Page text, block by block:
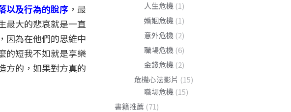
以及行為的脫序 ，最
最大的悲哀就是一直
因為在他們的思維中
的短我不如就是享樂
方的，如果對方真的
人生危機 (1)
婚姻危機 (1)
意外危機 (2)
職場危機 (6)
金錢危機 (2)
危機心法影片 (15)
職場危機 (15)
書籍推薦 (71)